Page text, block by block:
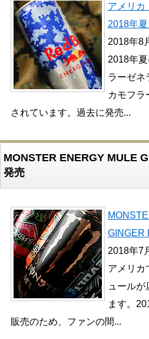
アメリ
2018年
2018年8
2018年
ラーゼネ
カモフラ
されています。過去に発売...
MONSTER ENERGY MULE
発売
GINGER
2018年7
アメリカ
ュール
ます。
販売のため、ファンの間...